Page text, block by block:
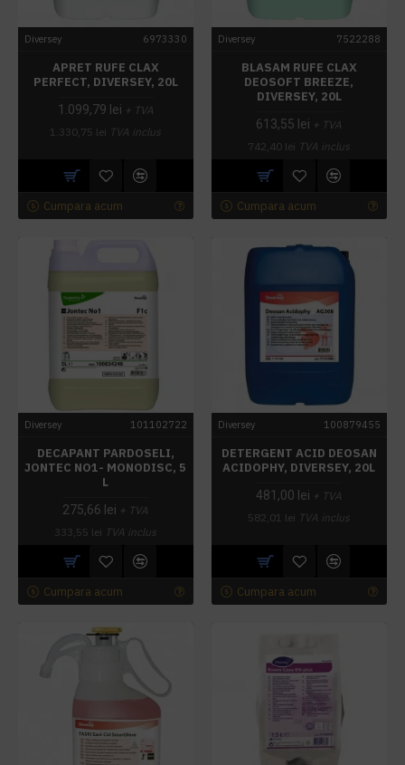
Diversey 6973330
APRET RUFE CLAX
PERFECT, DIVERSEY, 20L
1.099,79 lei + TVA
1.330,75 lei TVA inclus
Cumpara acum
Diversey 7522288
BLASAM RUFE CLAX
DEOSOFT BREEZE,
DIVERSEY, 20L
613,55 lei + TVA
742,40 lei TVA inclus
Cumpara acum
Diversey 101102722
DECAPANT PARDOSELI,
JONTEC NO1- MONODISC, 5
L
275,66 lei + TVA
333,55 lei TVA inclus
Cumpara acum
Diversey 100879455
DETERGENT ACID DEOSAN
ACIDOPHY, DIVERSEY, 20L
481,00 lei + TVA
582,01 lei TVA inclus
Cumpara acum